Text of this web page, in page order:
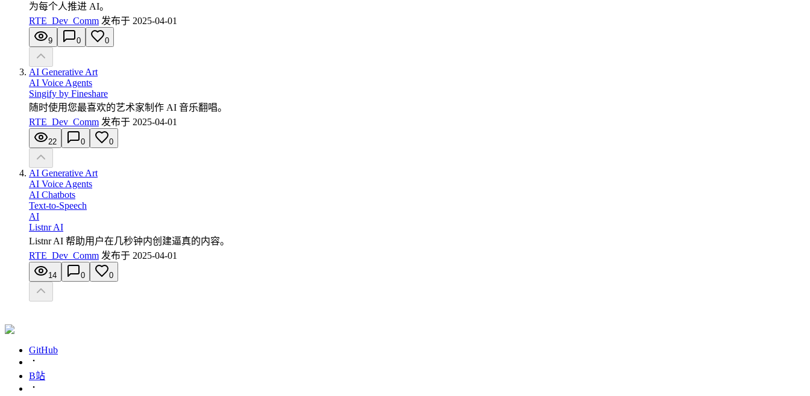
为每个人推进 AI。
RTE_Dev_Comm 发布于 2025-04-01
9 0 0
AI Generative Art
AI Voice Agents
Singify by Fineshare
随时使用您最喜欢的艺术家制作 AI 音乐翻唱。
RTE_Dev_Comm 发布于 2025-04-01
22 0 0
AI Generative Art
AI Voice Agents
AI Chatbots
Text-to-Speech
AI
Listnr AI
Listnr AI 帮助用户在几秒钟内创建逼真的内容。
RTE_Dev_Comm 发布于 2025-04-01
14 0 0
GitHub
B站